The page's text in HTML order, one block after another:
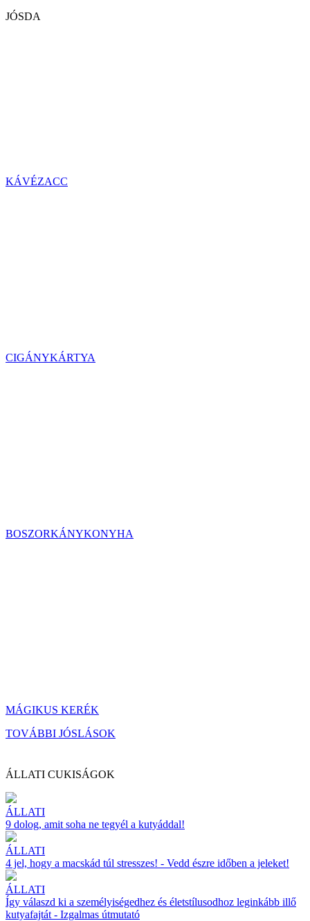
JÓSDA
KÁVÉZACC
CIGÁNYKÁRTYA
BOSZORKÁNYKONYHA
MÁGIKUS KERÉK
TOVÁBBI JÓSLÁSOK
ÁLLATI CUKISÁGOK
ÁLLATI
9 dolog, amit soha ne tegyél a kutyáddal!
ÁLLATI
4 jel, hogy a macskád túl stresszes! - Vedd észre időben a jeleket!
ÁLLATI
Így válaszd ki a személyiségedhez és életstílusodhoz leginkább illő
kutyafajtát - Izgalmas útmutató